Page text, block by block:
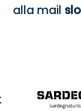
alla mail